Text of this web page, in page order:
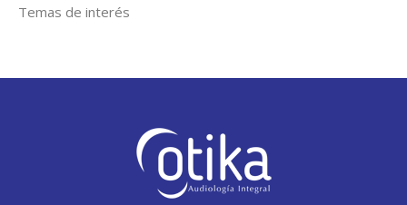
Temas de interés